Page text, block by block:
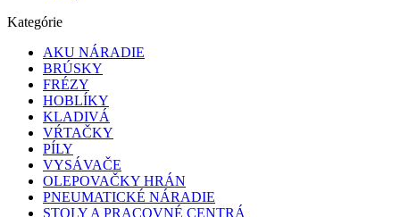
Kategórie
AKU NÁRADIE
BRÚSKY
FRÉZY
HOBLÍKY
KLADIVÁ
VŔTAČKY
PÍLY
VYSÁVAČE
OLEPOVAČKY HRÁN
PNEUMATICKÉ NÁRADIE
STOLY A PRACOVNÉ CENTRÁ